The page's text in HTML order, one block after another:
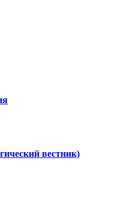
вестник)